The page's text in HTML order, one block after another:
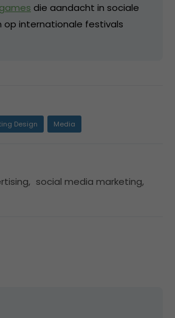
die aandacht in sociale
op internationale festivals
Design Media
, social media marketing,